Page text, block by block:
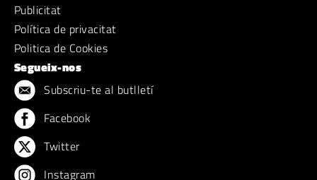
Publicitat
Política de privacitat
Politica de Cookies
Segueix-nos
Subscriu-te al butlletí
Facebook
Twitter
Instagram